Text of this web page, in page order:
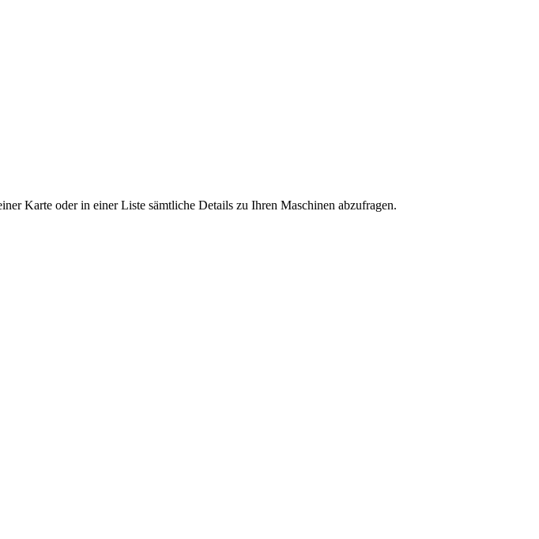
Karte oder in einer Liste sämtliche Details zu Ihren Maschinen abzufragen.